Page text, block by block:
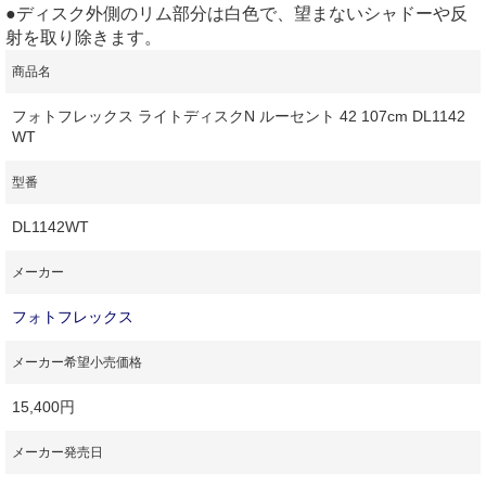
●ディスク外側のリム部分は白色で、望まないシャドーや反
射を取り除きます。
商品名
フォトフレックス ライトディスクN ルーセント 42 107cm DL1142
WT
型番
DL1142WT
メーカー
フォトフレックス
メーカー希望小売価格
15,400円
メーカー発売日